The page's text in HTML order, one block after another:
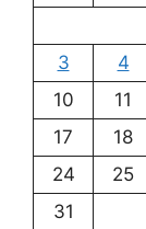
3
4
10
11
17
18
24
25
31